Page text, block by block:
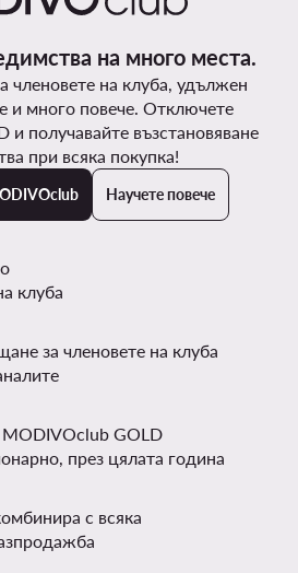
на много места.
членовете на клуба, удължен
и много повече. Отключете
получавайте възстановяване
при всяка покупка!
Научете повече
клуба
за членовете на клуба
GOLD
през цялата година
с всяка